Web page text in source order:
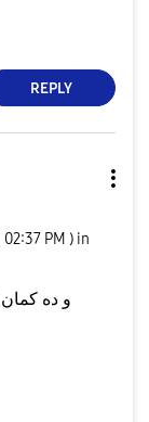
REPLY
02:37 PM ) in